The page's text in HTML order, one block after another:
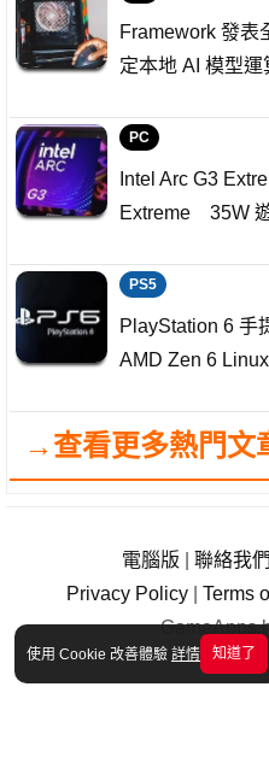
使用 Cookie 改善體驗 詳情 知道了
Framework 發表
定本地 AI 模型運
PC
Intel Arc G3
Extreme 35W
PS5
PlayStation 6
AMD Zen 6
→查看更多熱門文
電腦版 聯絡我們
Privacy Policy
Terms